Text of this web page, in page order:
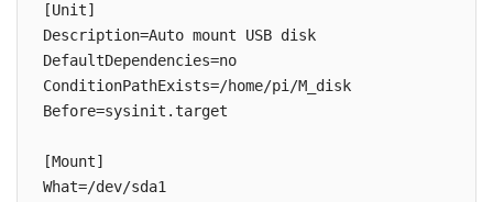
[Unit]
Description=Auto mount USB disk
DefaultDependencies=no
ConditionPathExists=/home/pi/M_disk
Before=sysinit.target
[Mount]
What=/dev/sda1